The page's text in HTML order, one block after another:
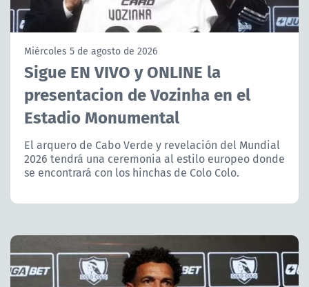
NTV
ACTUALIDAD Y TENDENCIAS
CORPORATIVO Y TRANSPARENCIA
CANAL DE DENUNCIAS
ÁREA DE PROYECTOS
Miércoles 5 de agosto de 2026
Sigue EN VIVO y ONLINE la
presentacion de Vozinha en el
Estadio Monumental
El arquero de Cabo Verde y revelación del Mundial
2026 tendrá una ceremonia al estilo europeo donde
se encontrará con los hinchas de Colo Colo.